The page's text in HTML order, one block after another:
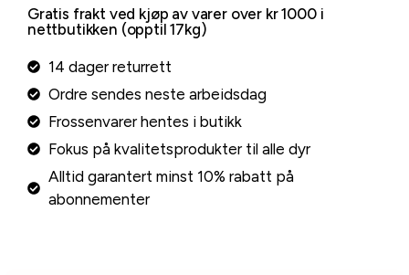
Gratis frakt ved kjøp av varer over kr 1000 i
nettbutikken (opptil 17kg)
14 dager returrett
Ordre sendes neste arbeidsdag
Frossenvarer hentes i butikk
Fokus på kvalitetsprodukter til alle dyr
Alltid garantert minst 10% rabatt på
abonnementer